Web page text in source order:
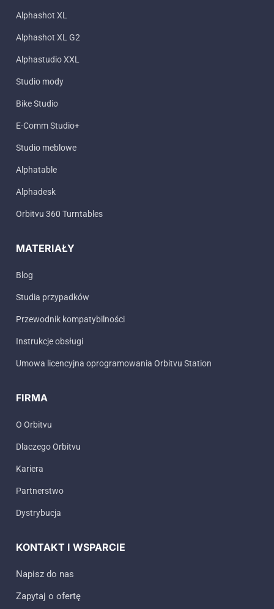
Alphashot XL
Alphashot XL G2
Alphastudio XXL
Studio mody
Bike Studio
E-Comm Studio+
Studio meblowe
Alphatable
Alphadesk
Orbitvu 360 Turntables
MATERIAŁY
Blog
Studia przypadków
Przewodnik kompatybilności
Instrukcje obsługi
Umowa licencyjna oprogramowania Orbitvu Station
FIRMA
O Orbitvu
Dlaczego Orbitvu
Kariera
Partnerstwo
Dystrybucja
KONTAKT I WSPARCIE
Napisz do nas
Zapytaj o ofertę